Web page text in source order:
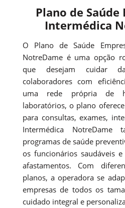
Plano de
Intermédica
O Plano de Saúde
NotreDame é uma opção
que desejam cuidar
colaboradores com
uma rede própria de
laboratórios, o plano
para consultas, exames,
Intermédica NotreDame
programas de saúde
os funcionários saudáveis
afastamentos. Com
planos, a operadora se
empresas de todos os
cuidado integral e